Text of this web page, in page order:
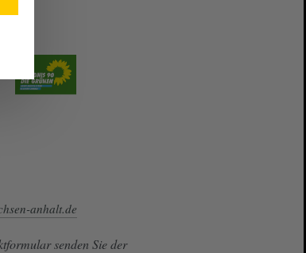
anhalt.de
senden Sie der